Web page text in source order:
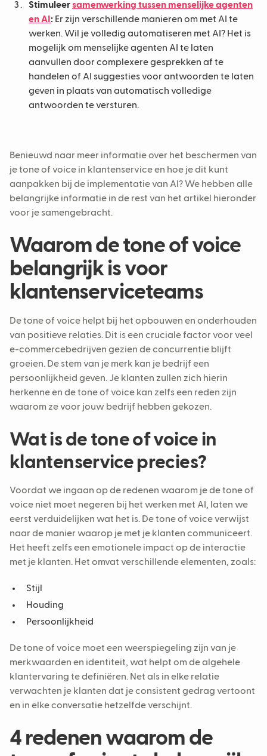
Stimuleersamenwerking tussen menselijke agenten
en AI : Er zijn verschillende manieren om met AI te
werken. Wil je volledig automatiseren met AI? Het is
mogelijk om menselijke agenten AI te laten
aanvullen door complexere gesprekken af te
handelen of AI suggesties voor antwoorden te laten
geven in plaats van automatisch volledige
antwoorden te versturen.
Benieuwd naar meer informatie over het beschermen van
je tone of voice in klantenservice en hoe je dit kunt
aanpakken bij de implementatie van AI? We hebben alle
belangrijke informatie in de rest van het artikel hieronder
voor je samengebracht.
Waarom de tone of voice
belangrijk is voor
klantenserviceteams
De tone of voice helpt bij het opbouwen en onderhouden
van positieve relaties. Dit is een cruciale factor voor veel
e-commercebedrijven gezien de concurrentie blijft
groeien. De stem van je merk kan je bedrijf een
persoonlijkheid geven. Je klanten zullen zich hierin
herkenne en de tone of voice kan zelfs een reden zijn
waarom ze voor jouw bedrijf hebben gekozen.
Wat is de tone of voice in
klantenservice precies?
Voordat we ingaan op de redenen waarom je de tone of
voice niet moet negeren bij het werken met AI, laten we
eerst verduidelijken wat het is. De tone of voice verwijst
naar de manier waarop je met je klanten communiceert.
Het heeft zelfs een emotionele impact op de interactie
met je klanten. Het omvat verschillende elementen, zoals:
Stijl
Houding
Persoonlijkheid
De tone of voice moet een weerspiegeling zijn van je
merkwaarden en identiteit, wat helpt om de algehele
klantervaring te definiëren. Net als in elke relatie
verwachten je klanten dat je consistent gedrag vertoont
en in elke conversatie hetzelfde verschijnt.
4 redenen waarom de